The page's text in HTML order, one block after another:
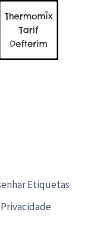
Etiquetas